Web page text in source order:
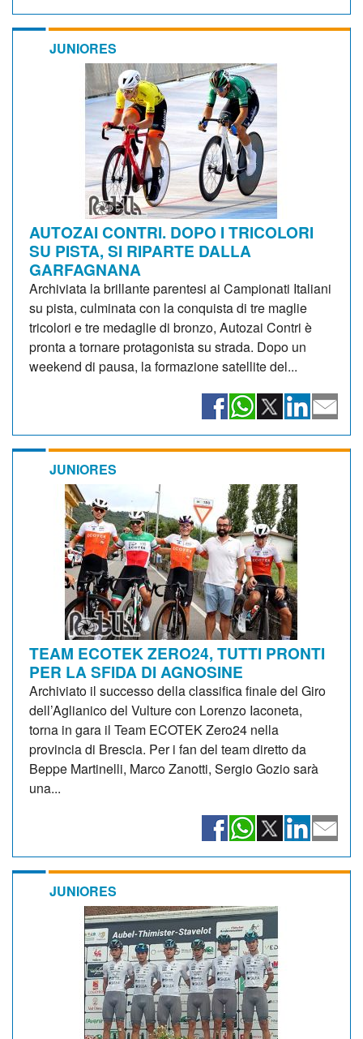
JUNIORES
AUTOZAI CONTRI. DOPO I TRICOLORI
SU PISTA, SI RIPARTE DALLA
GARFAGNANA
Archiviata la brillante parentesi ai Campionati Italiani
su pista, culminata con la conquista di tre maglie
tricolori e tre medaglie di bronzo, Autozai Contri è
pronta a tornare protagonista su strada. Dopo un
weekend di pausa, la formazione satellite del...
JUNIORES
TEAM ECOTEK ZERO24, TUTTI PRONTI
PER LA SFIDA DI AGNOSINE
Archiviato il successo della classifica finale del Giro
dell’Aglianico del Vulture con Lorenzo Iaconeta,
torna in gara il Team ECOTEK Zero24 nella
provincia di Brescia. Per i fan del team diretto da
Beppe Martinelli, Marco Zanotti, Sergio Gozio sarà
una...
JUNIORES